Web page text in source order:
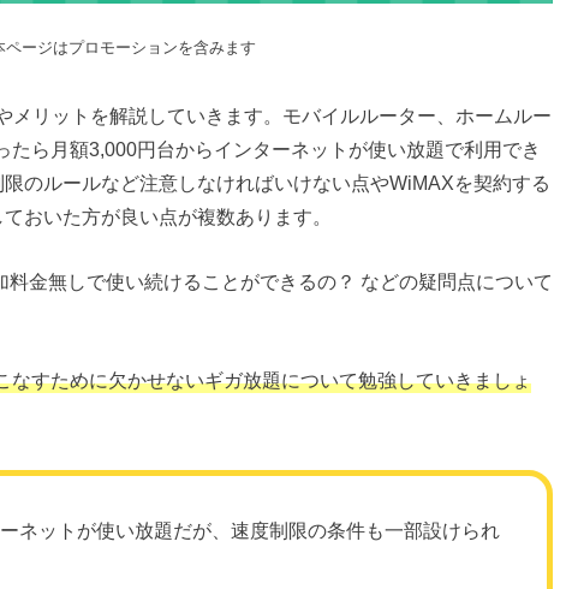
ージはプロモーションを含みます
メリットを解説していきます。モバイルルーター、ホームルー
たら月額3,000円台からインターネットが使い放題で利用でき
のルールなど注意しなければいけない点やWiMAXを契約する
おいた方が良い点が複数あります。
金無しで使い続けることができるの？ などの疑問点について
なすために欠かせないギガ放題について勉強していきましょ
ネットが使い放題だが、速度制限の条件も一部設けられ